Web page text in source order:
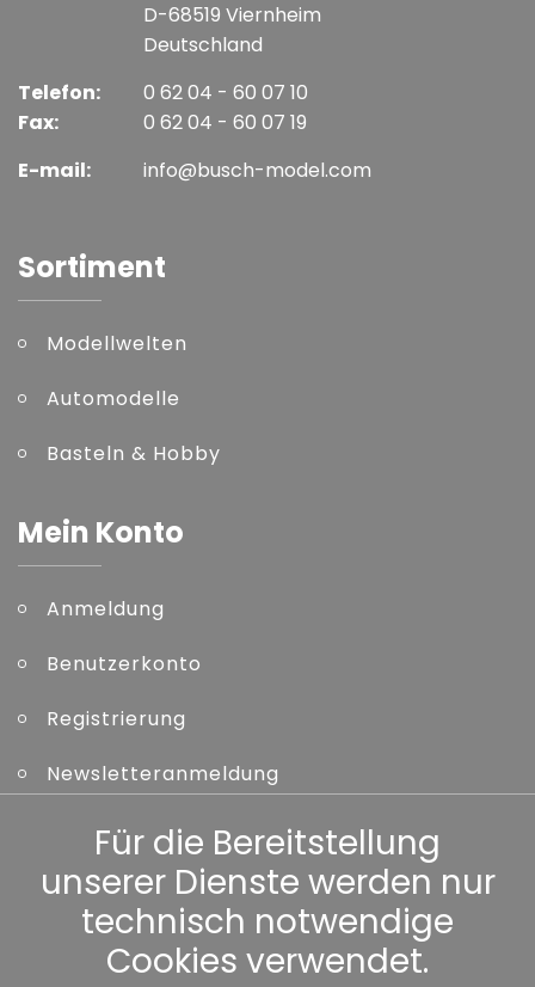
D-68519 Viernheim
Deutschland
Telefon:
Fax:
0 62 04 - 60 07 10
0 62 04 - 60 07 19
E-mail:
info@busch-model.com
Sortiment
Modellwelten
Automodelle
Basteln & Hobby
Mein Konto
Anmeldung
Benutzerkonto
Registrierung
Newsletteranmeldung
Kennwort vergessen
Sonstiges
Für die Bereitstellung
unserer Dienste werden nur
technisch notwendige
Cookies verwendet.